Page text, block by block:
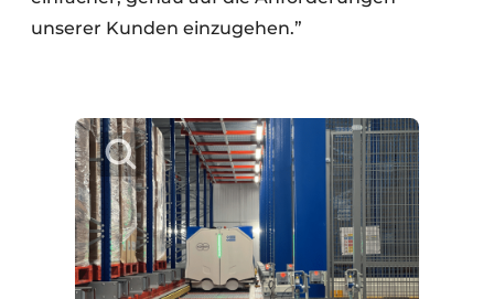
unserer Kunden einzugehen.”